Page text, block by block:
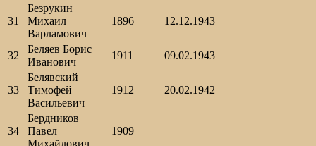
31
Безрукин
Михаил
Варламович
1896 12.12.1943
32
Беляев Борис
Иванович
1911 09.02.1943
33
Белявский
Тимофей
Васильевич
1912 20.02.1942
34
Бердников
Павел
1909